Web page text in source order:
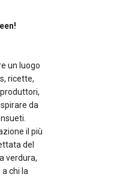
un luogo
ricette,
da
il più
del
verdura,
a chi la